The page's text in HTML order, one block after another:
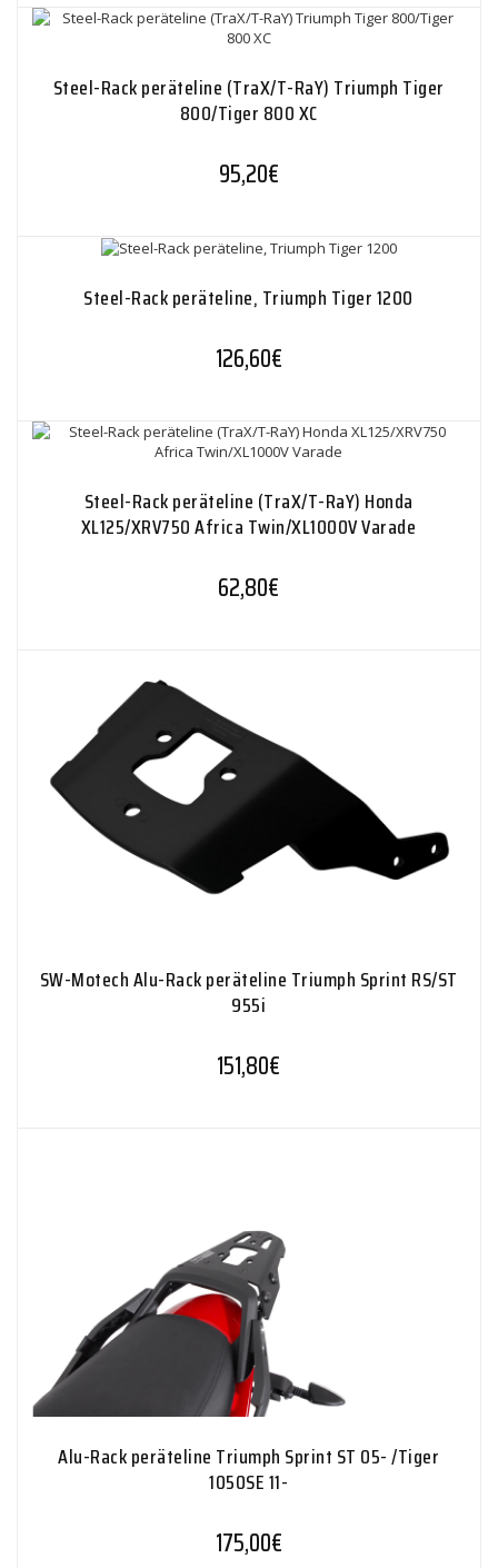
Steel-Rack peräteline (TraX/T-RaY) Triumph Tiger
800/Tiger 800 XC
95,20€
Steel-Rack peräteline, Triumph Tiger 1200
126,60€
Steel-Rack peräteline (TraX/T-RaY) Honda
XL125/XRV750 Africa Twin/XL1000V Varade
62,80€
SW-Motech Alu-Rack peräteline Triumph Sprint RS/ST
955i
151,80€
Alu-Rack peräteline Triumph Sprint ST 05- /Tiger
1050SE 11-
175,00€